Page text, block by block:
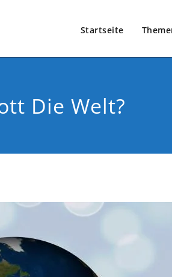
Startseite
Die Welt?